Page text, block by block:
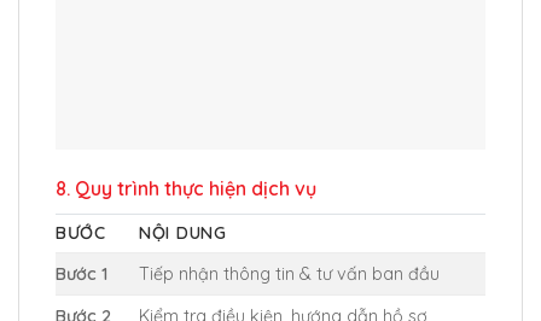
8. Quy trình thực hiện dịch vụ
BƯỚC
NỘI DUNG
Bước 1
Tiếp nhận thông tin & tư vấn ban đầu
Bước 2
Kiểm tra điều kiện, hướng dẫn hồ sơ